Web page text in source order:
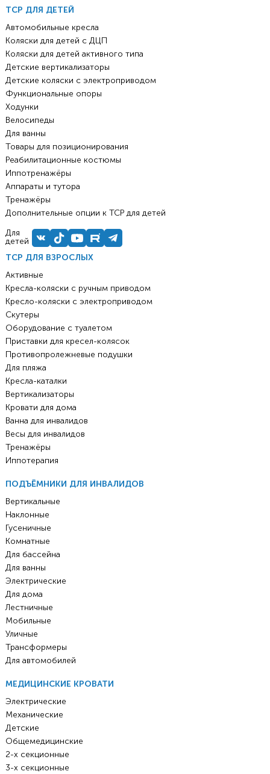
ТСР ДЛЯ ВЗРОСЛЫХ
Активные
Кресла-коляски с ручным приводом
Кресло-коляски с электроприводом
Скутеры
Оборудование с туалетом
Приставки для кресел-колясок
Противопролежневые подушки
Для пляжа
Кресла-каталки
Вертикализаторы
Кровати для дома
Ванна для инвалидов
Весы для инвалидов
Тренажёры
Иппотерапия
ПОДЪЁМНИКИ ДЛЯ ИНВАЛИДОВ
Вертикальные
Наклонные
Гусеничные
Комнатные
Для бассейна
Для ванны
Электрические
Для дома
Лестничные
Мобильные
Уличные
Трансформеры
Для автомобилей
МЕДИЦИНСКИЕ КРОВАТИ
Электрические
Механические
Детские
Общемедицинские
2-х секционные
3-х секционные
ТСР ДЛЯ ДЕТЕЙ
Автомобильные кресла
Коляски для детей с ДЦП
Коляски для детей активного типа
Детские вертикализаторы
Детские коляски с электроприводом
Функциональные опоры
Ходунки
Велосипеды
Для ванны
Товары для позиционирования
Реабилитационные костюмы
Иппотренажёры
Аппараты и тутора
Тренажёры
Дополнительные опции к ТСР для детей
Для
детей